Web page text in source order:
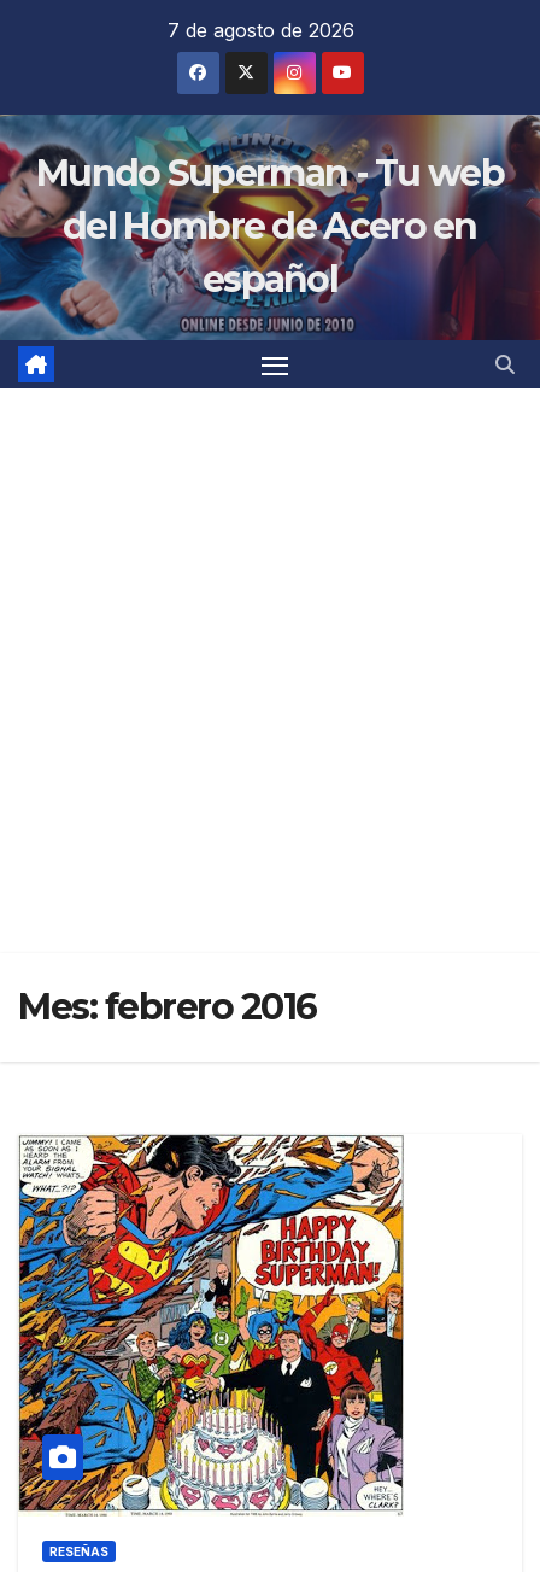
7 de agosto de 2026
Mundo Superman - Tu web
del Hombre de Acero en
español
Mes:febrero 2016
RESEÑAS